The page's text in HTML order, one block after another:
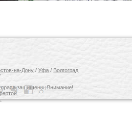
на-Дону / Уфа / Волгоград
права защищены.Внимание!